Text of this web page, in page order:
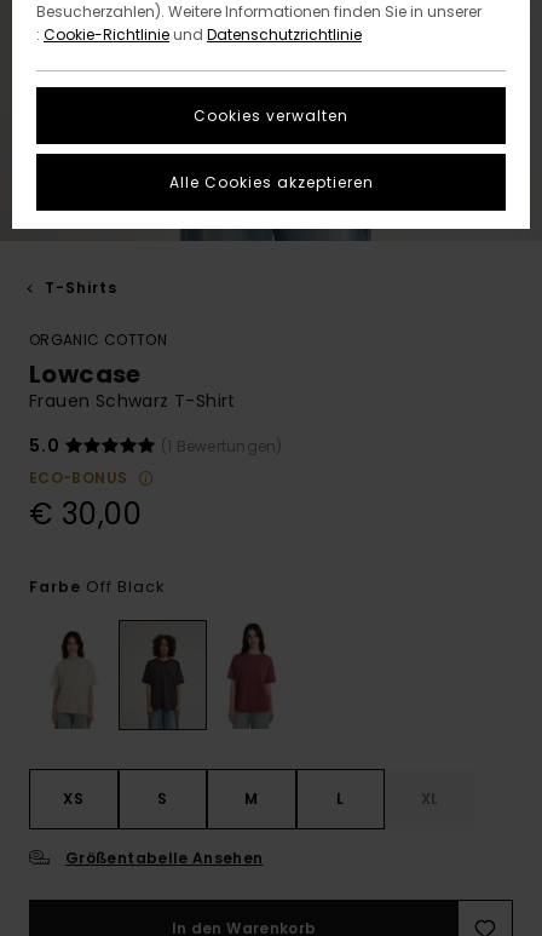
T-Shirts
ORGANIC COTTON
Lowcase
Frauen Schwarz T-Shirt
5.0
(1 Bewertungen)
ECO-BONUS
€ 30,00
Farbe Off Black
XS S M L XL
Größentabelle Ansehen
In den Warenkorb
Besucherzahlen). Weitere Informationen finden Sie in unserer
: Cookie-Richtlinieund Datenschutzrichtlinie
Cookies verwalten
Alle Cookies akzeptieren